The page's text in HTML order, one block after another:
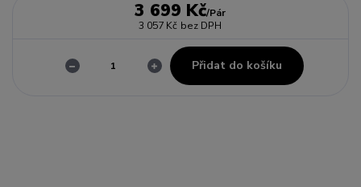
3 699 Kč/Pár
3 057 Kč bez DPH
Přidat do košíku